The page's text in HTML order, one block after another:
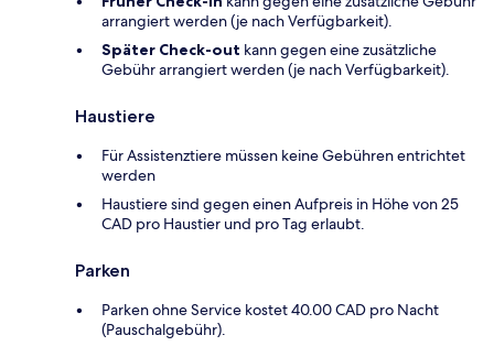
arrangiert werden (je nach Verfügbarkeit).
Später Check-out kann gegen eine zusätzliche
Gebühr arrangiert werden (je nach Verfügbarkeit).
Haustiere
Für Assistenztiere müssen keine Gebühren entrichtet
werden
Haustiere sind gegen einen Aufpreis in Höhe von 25
CAD pro Haustier und pro Tag erlaubt.
Parken
Parken ohne Service kostet 40.00 CAD pro Nacht
(Pauschalgebühr).